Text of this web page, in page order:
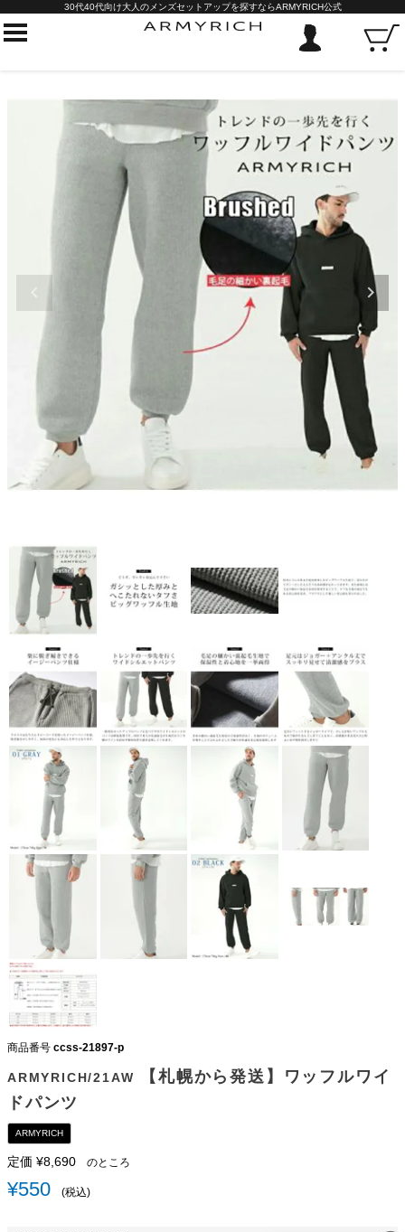
30代40代向け大人のメンズセットアップを探すならARMYRICH公式
商品番号 ccss-21897-p
ARMYRICH/21AW
【札幌から発送】ワッフルワイ
ドパンツ
ARMYRICH
定価 ¥8,690 のところ
¥550 税込